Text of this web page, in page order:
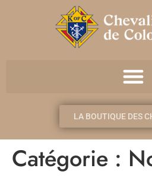
LA BOUTIQUE DES
Catégorie :